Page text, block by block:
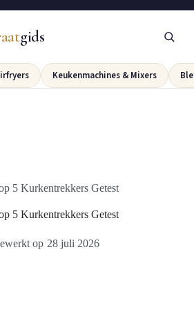
gids
Keukenmachines & Mixers
5 Kurkentrekkers Getest
5 Kurkentrekkers Getest
op 28 juli 2026